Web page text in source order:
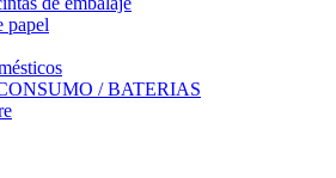
papel
/ BATERIAS